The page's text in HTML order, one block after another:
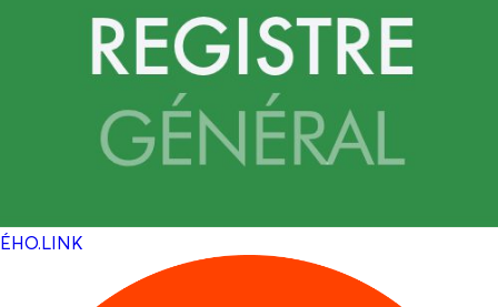
ÉHO.LINK